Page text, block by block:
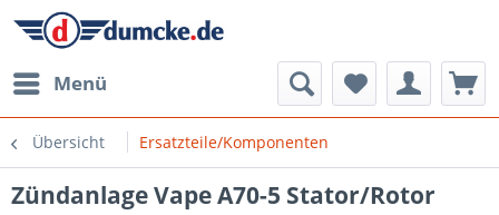
Menü
Übersicht Ersatzteile/Komponenten
Zündanlage Vape A70-5 Stator/Rotor